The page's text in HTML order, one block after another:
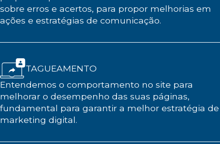
sobre erros e acertos, para propor melhorias em
ações e estratégias de comunicação.
TAGUEAMENTO
Entendemos o comportamento no site para
melhorar o desempenho das suas páginas,
fundamental para garantir a melhor estratégia de
marketing digital.